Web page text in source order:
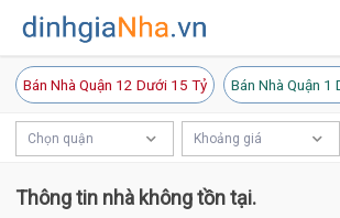
Bán Nhà Quận 12 Dưới 15 Tỷ Bán Nhà Quận 1
Chọn quận Khoảng giá
Thông tin nhà không tồn tại.